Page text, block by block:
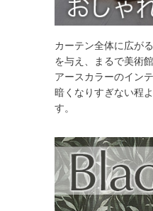
カーテン全体に広が
を与え、まるで美術
アースカラーのイン
暗くなりすぎない程
す。